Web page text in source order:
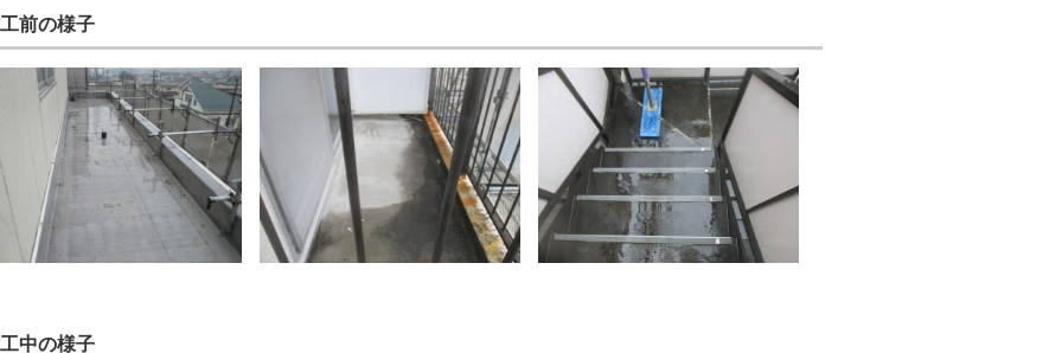
前の様子
中の様子